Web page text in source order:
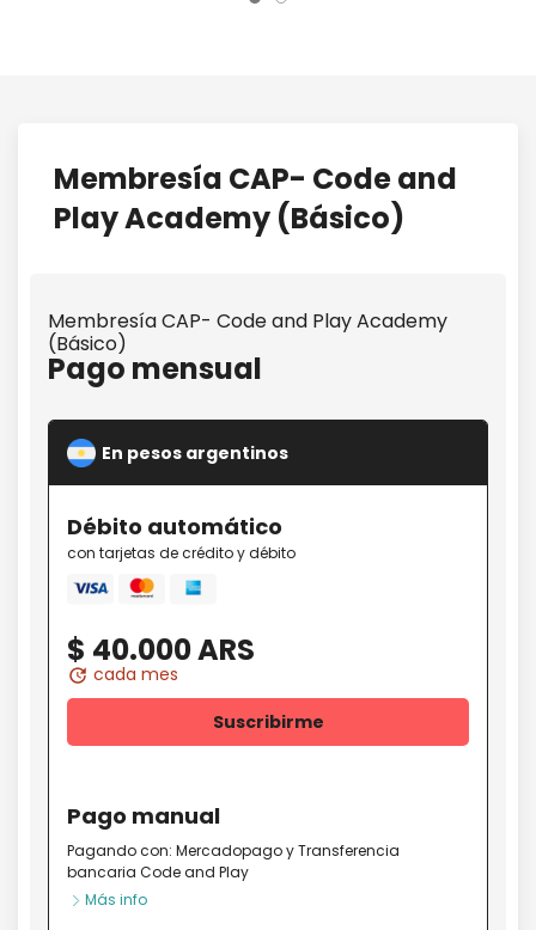
Membresía CAP- Code and
Play Academy (Básico)
Membresía CAP- Code and Play Academy
(Básico)
Pago mensual
En pesos argentinos
Débito automático
con tarjetas de crédito y débito
Visa Mastercard
amex
$ 40.000 ARS
update cada mes
Suscribirme
Pago manual
Pagando con: MercadopagoyTransferencia
bancaria Code and Play
Más info